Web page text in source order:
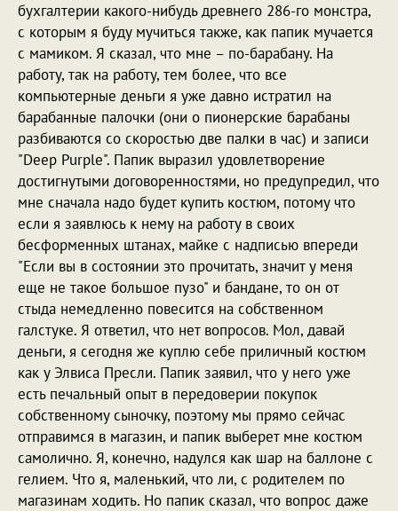
бухгалтерии какого-нибудь древнего 286-го монстра,
с которым я буду мучиться также, как папик мучается
с мамиком. Я сказал, что мне – по-барабану. На
работу, так на работу, тем более, что все
компьютерные деньги я уже давно истратил на
барабанные палочки (они о пионерские барабаны
разбиваются со скоростью две палки в час) и записи
"Deep Purple". Папик выразил удовлетворение
достигнутыми договоренностями, но предупредил, что
мне сначала надо будет купить костюм, потому что
если я заявлюсь к нему на работу в своих
бесформенных штанах, майке с надписью впереди
"Если вы в состоянии это прочитать, значит у меня
еще не такое большое пузо" и бандане, то он от
стыда немедленно повесится на собственном
галстуке. Я ответил, что нет вопросов. Мол, давай
деньги, я сегодня же куплю себе приличный костюм
как у Элвиса Пресли. Папик заявил, что у него уже
есть печальный опыт в передоверии покупок
собственному сыночку, поэтому мы прямо сейчас
отправимся в магазин, и папик выберет мне костюм
самолично. Я, конечно, надулся как шар на баллоне с
гелием. Что я, маленький, что ли, с родителем по
магазинам ходить. Но папик сказал, что вопрос даже